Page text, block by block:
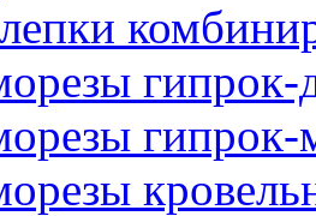
гипрок-
гипрок-